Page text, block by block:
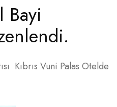
Bayi
Kıbrıs Vuni Palas Otelde